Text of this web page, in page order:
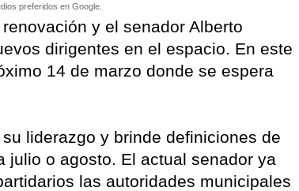
preferidos en Google.
y el senador Alberto
dirigentes en el espacio. En este
14 de marzo donde se espera
liderazgo y brinde definiciones de
julio o agosto. El actual senador ya
las autoridades municipales